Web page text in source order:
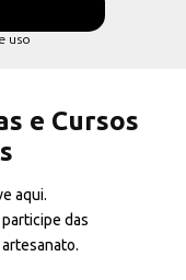
uso
e Cursos
aqui.
das